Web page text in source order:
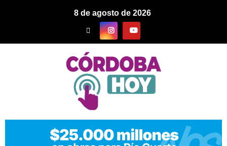
8 de agosto de 2026